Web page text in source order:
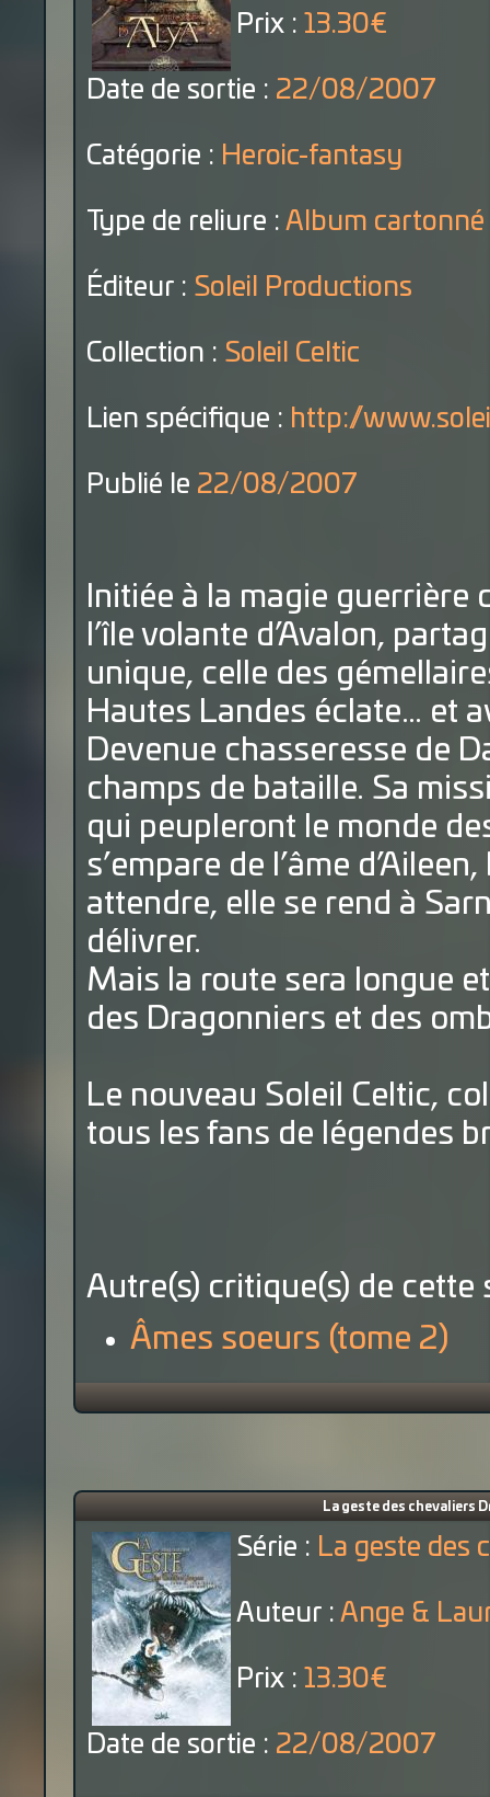
Prix : 13.30€
Date de sortie : 22/08/2007
Catégorie : Heroic-fantasy
Type de reliure : Album cartonné
Éditeur : Soleil Productions
Collection : Soleil Celtic
Lien spécifique : http://
Publié le 22/08/2007
Initiée à la magie guerrière
l’île volante d’Avalon,
unique, celle des
Hautes Landes éclate… et
Devenue chasseresse de
champs de bataille. Sa
qui peupleront le monde
s’empare de l’âme
attendre, elle se rend à
délivrer.
Mais la route sera longue
des Dragonniers et des
Le nouveau Soleil Celtic,
tous les fans de légendes
Autre(s) critique(s) de cette
Âmes soeurs (tome 2)
La geste des chevaliers
Série : La geste des
Auteur : Ange &
Prix : 13.30€
Date de sortie : 22/08/2007